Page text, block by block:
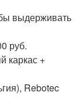
выдерживать
руб.
каркас +
Rebotec